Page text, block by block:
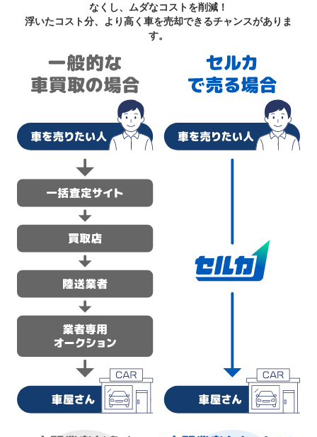
なくし、ムダなコストを削減！
浮いたコスト分、より高く車を売却できるチャンスがありま
す。